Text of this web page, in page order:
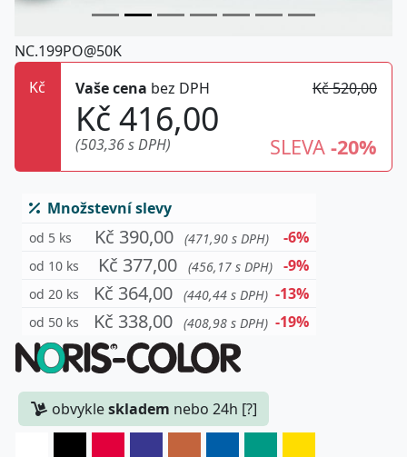
NC.199PO@50K
Kč
Vaše cena bez DPH Kč 520,00
Kč 416,00
(503,36 s DPH) SLEVA -20%
Množstevní slevy
od 5 ks Kč 390,00 (471,90 s DPH) -6%
od 10 ks Kč 377,00 (456,17 s DPH) -9%
od 20 ks Kč 364,00 (440,44 s DPH) -13%
od 50 ks Kč 338,00 (408,98 s DPH) -19%
obvykleskladem nebo 24h [?]